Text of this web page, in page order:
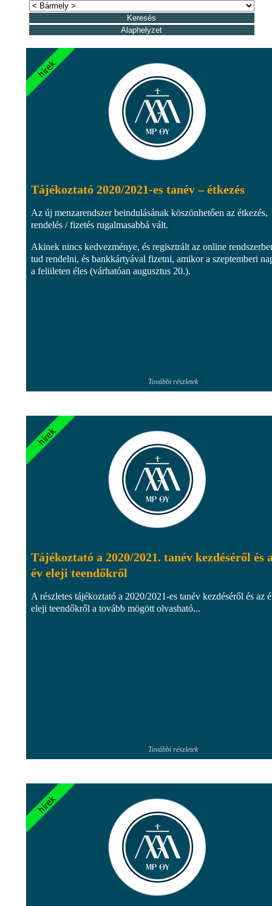
Tájékoztató 2020/2021-es tanév – étkezés
Az új menzarendszer beindulásának köszönhetően az étkezés,
rendelés / fizetés rugalmasabbá vált.
Akinek nincs kedvezménye, és regisztrált az online
tud rendelni, és bankkártyával fizetni, amikor a szeptemberi
a felületen éles (várhatóan augusztus 20.).
További részletek
Tájékoztató a 2020/2021. tanév kezdéséről és
év eleji teendőkről
A részletes tájékoztató a 2020/2021-es tanév kezdéséről és az
eleji teendőkről a tovább mögött olvasható...
További részletek